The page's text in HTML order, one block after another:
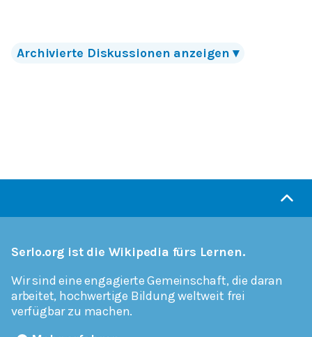
Archivierte Diskussionen anzeigen ▾
Serlo.org ist die Wikipedia fürs Lernen.
Wir sind eine engagierte Gemeinschaft, die daran
arbeitet, hochwertige Bildung weltweit frei
verfügbar zu machen.